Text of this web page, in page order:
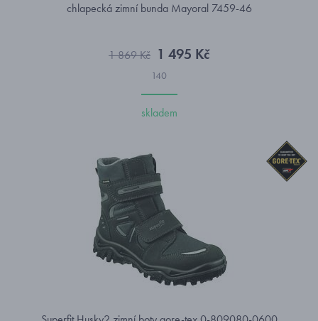
chlapecká zimní bunda Mayoral 7459-46
1 869 Kč 1 495 Kč
140
skladem